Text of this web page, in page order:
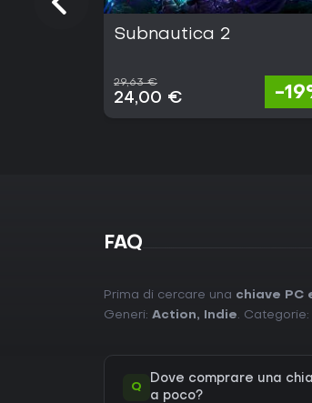
Subnautica 2
29,63 €
24,00 € -
FAQ
Prima di cercare una chiave PC
Generi: Action, Indie. Categorie:
Q
Dove comprare una
a poco?